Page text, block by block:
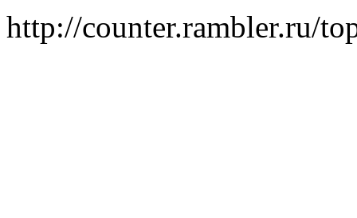
http://counter.rambler.ru/